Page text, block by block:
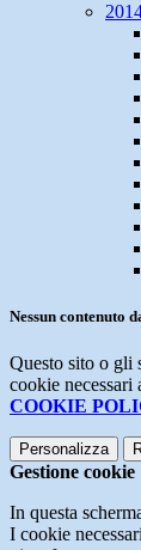
Nessun contenuto
Questo sito o gli
cookie
COOKIE
Personalizza
Gestione cookie
In questa
I cookie